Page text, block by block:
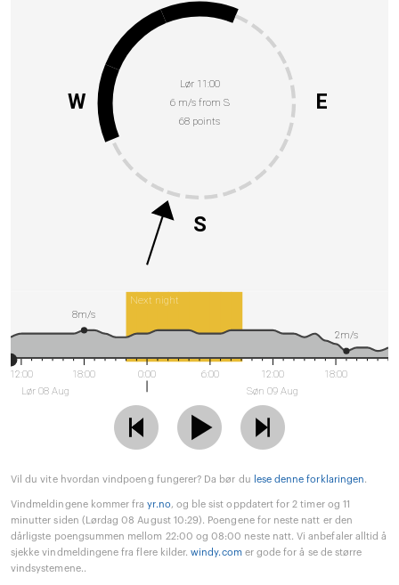
Lør 11:00
6 m/s from S
68 points
E
S
W
Next night
12:00
Lør 08 Aug
18:00 0:00 6:00
12:00
Søn 09 Aug
18:00
8m/s
2m/s
Vil du vite hvordan vindpoeng fungerer? Da bør du lese denne forklaringen.
Vindmeldingene kommer frayr.no, og ble sist oppdatert for 2 timer og 11
minutter siden (Lørdag 08 August 10:29). Poengene for neste natt er den
dårligste poengsummen mellom 22:00 og 08:00 neste natt. Vi anbefaler alltid å
sjekke vindmeldingene fra flere kilder.windy.comer gode for å se de større
vindsystemene..